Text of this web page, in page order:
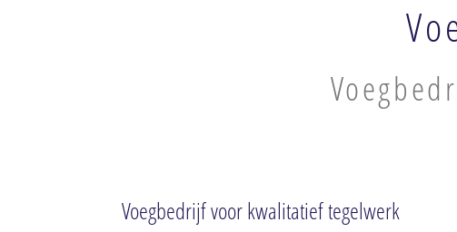
Voegbedrijf voor kwalitatief tegelwerk